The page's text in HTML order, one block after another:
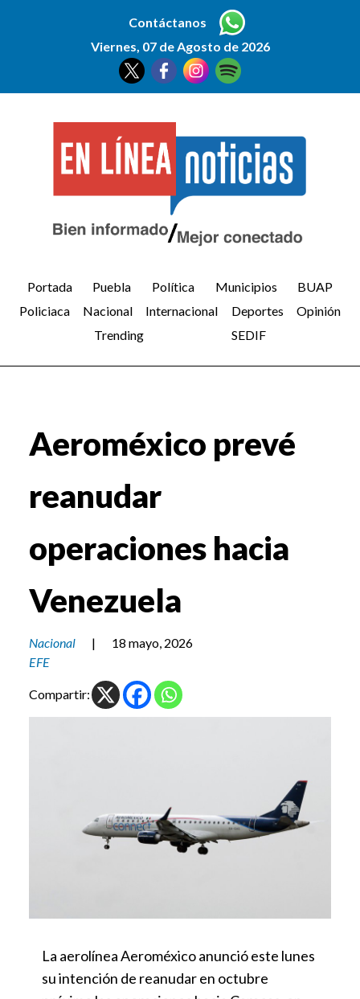
Contáctanos
Viernes, 07 de Agosto de 2026
Portada Puebla Política Municipios
BUAP
Policiaca
Nacional Internacional Deportes
Opinión
Trending
SEDIF
Aeroméxico prevé
reanudar
operaciones hacia
Venezuela
Nacional |
18 mayo, 2026
EFE
Compartir:
La aerolínea Aeroméxico anunció este lunes
su intención de reanudar en octubre